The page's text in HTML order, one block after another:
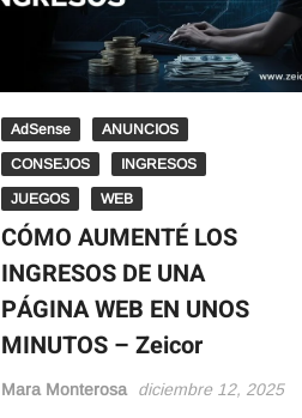
AdSense ANUNCIOS
CONSEJOS INGRESOS
JUEGOS WEB
CÓMO AUMENTÉ LOS
INGRESOS DE UNA
PÁGINA WEB EN UNOS
MINUTOS – Zeicor
Mara Monterosa diciembre 12, 2025